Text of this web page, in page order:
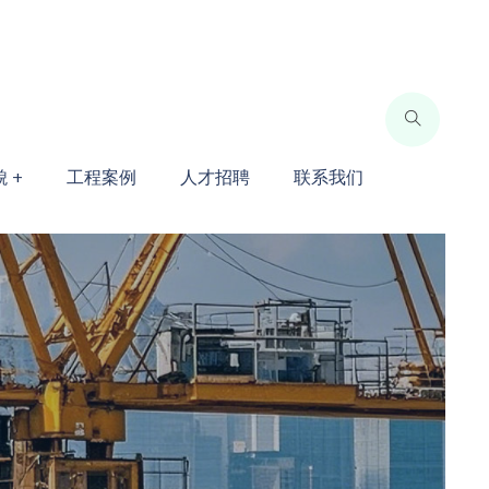
+ 工程案例 人才招聘 联系我们